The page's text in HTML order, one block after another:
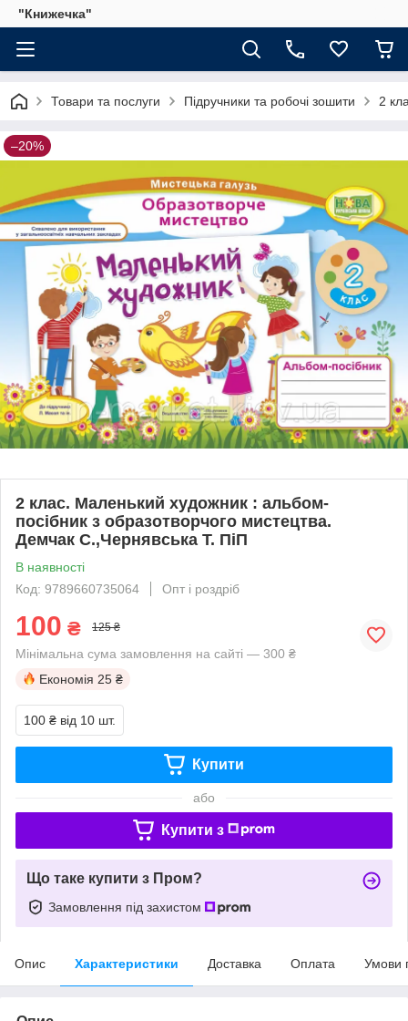
"Книжечка"
Товари та послуги Підручники та робочі зошити 2
–20%
2 клас. Маленький художник : альбом-
посібник з образотворчого мистецтва.
Демчак С.,Чернявська Т. ПіП
В наявності
Код: 9789660735064
Опт і роздріб
100 ₴ 125 ₴
Мінімальна сума замовлення на сайті — 300 ₴
Економія 25 ₴
100 ₴ від 10 шт.
Купити
або
Купити з
Що таке купити з Пром?
Замовлення під захистом
Опис Характеристики Доставка Оплата Умови